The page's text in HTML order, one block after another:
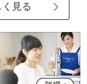
見る